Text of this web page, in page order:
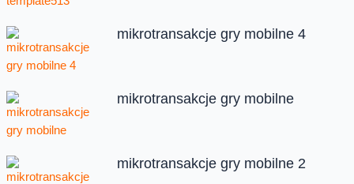
mikrotransakcje gry mobilne 4
mikrotransakcje gry mobilne
mikrotransakcje gry mobilne 2